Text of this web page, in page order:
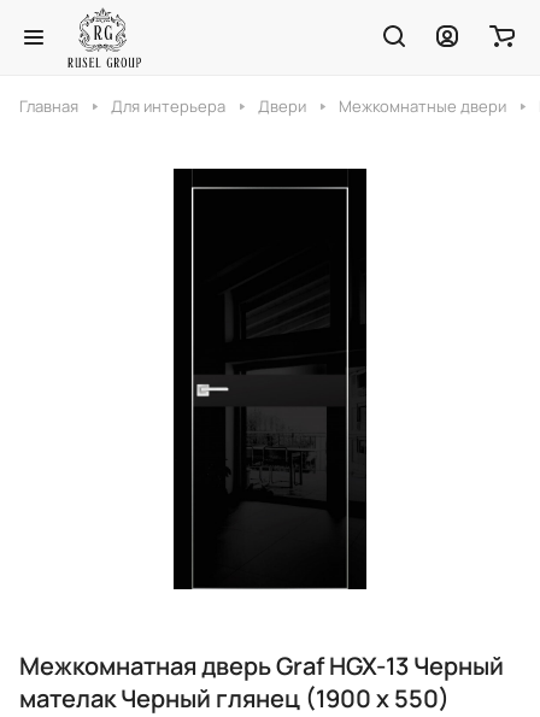
Главная Для интерьера Двери Межкомнатные двери
Межкомнатная дверь Graf HGX-13 Черный
мателак Черный глянец (1900 х 550)